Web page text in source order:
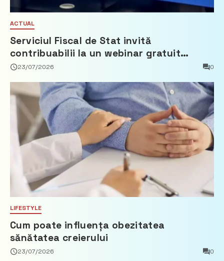
ACTUAL
Serviciul Fiscal de Stat invită
contribuabilii la un webinar gratuit
privind calculul impozitului pe bunurile
23/07/2026 0
LIFESTYLE
Cum poate influența obezitatea
sănătatea creierului
23/07/2026 0